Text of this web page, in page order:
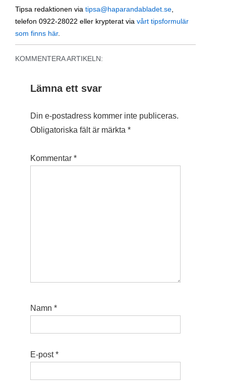
Tipsa redaktionen via tipsa@haparandabladet.se
telefon 0922-28022 eller krypterat via vårt tipsformulär
som finns här.
KOMMENTERA ARTIKELN:
Lämna ett svar
Din e-postadress kommer inte publiceras.
Obligatoriska fält är märkta *
Kommentar *
Namn *
E-post *